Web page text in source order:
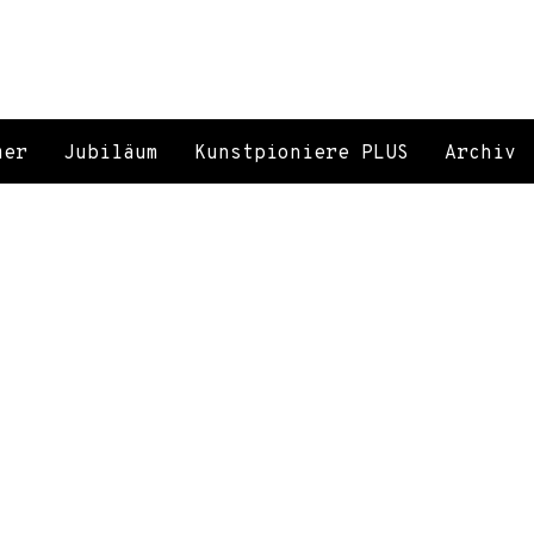
Jubiläum Kunstpioniere PLUS Archiv